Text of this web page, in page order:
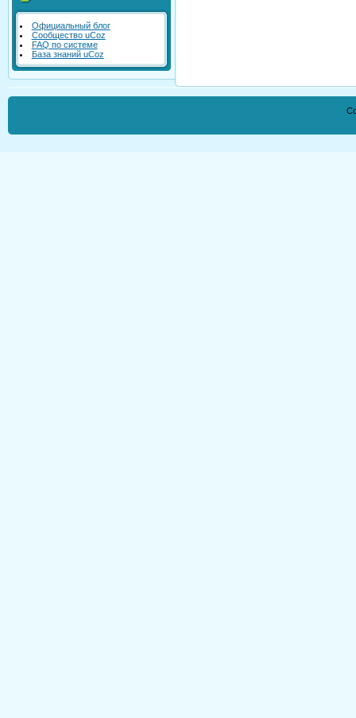
Официальный блог
Сообщество uCoz
FAQ по системе
База знаний uCoz